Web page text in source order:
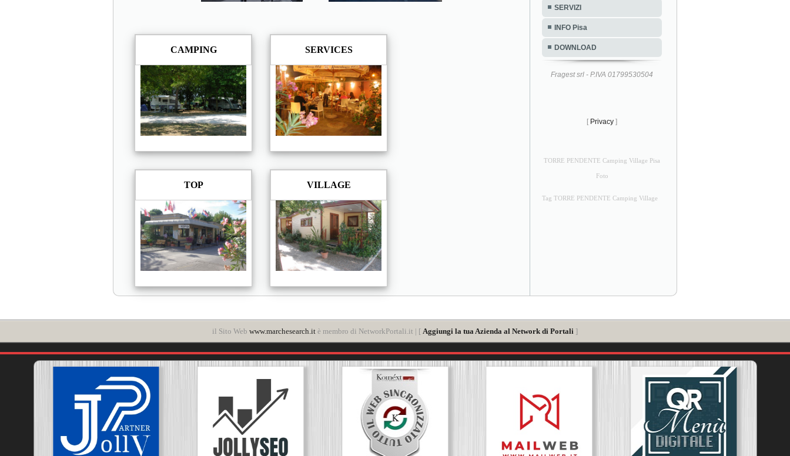
CAMPING SERVICES
TOP VILLAGE
SERVIZI
INFO Pisa
DOWNLOAD
Fragest srl - P.IVA 01799530504
[ Privacy ]
TORRE PENDENTE Camping Village Pisa
Foto
Tag TORRE PENDENTE Camping Village
il Sito Web www.marchesearch.it è membro di NetworkPortali.it | [ Aggiungi la tua Azienda al Network di Portali ]